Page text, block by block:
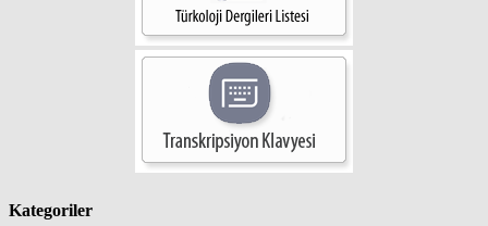
Kategoriler